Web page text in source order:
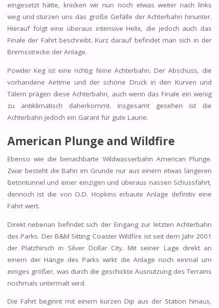
eingesetzt hätte, knicken wir nun noch etwas weiter nach links
weg und stürzen uns das große Gefälle der Achterbahn hinunter.
Hierauf folgt eine überaus intensive Helix, die jedoch auch das
Finale der Fahrt beschreibt. Kurz darauf befindet man sich in der
Bremsstrecke der Anlage.
Powder Keg ist eine richtig feine Achterbahn. Der Abschuss, die
vorhandene Airtime und der schöne Druck in den Kurven und
Tälern prägen diese Achterbahn, auch wenn das Finale ein wenig
zu antiklimatisch daherkommt. Insgesamt gesehen ist die
Achterbahn jedoch ein Garant für gute Laune.
American Plunge and Wildfire
Ebenso wie die benachbarte Wildwasserbahn American Plunge.
Zwar besteht die Bahn im Grunde nur aus einem etwas längeren
Betontunnel und einer einzigen und überaus nassen Schussfahrt,
dennoch ist die von O.D. Hopkins erbaute Anlage definitiv eine
Fahrt wert.
Direkt nebenan befindet sich der Eingang zur letzten Achterbahn
des Parks. Der B&M Sitting Coaster Wildfire ist seit dem Jahr 2001
der Platzhirsch in Silver Dollar City. Mit seiner Lage direkt an
einem der Hänge des Parks wirkt die Anlage noch einmal um
einiges größer, was durch die geschickte Ausnutzung des Terrains
nochmals untermalt wird.
Die Fahrt beginnt mit einem kurzen Dip aus der Station hinaus,